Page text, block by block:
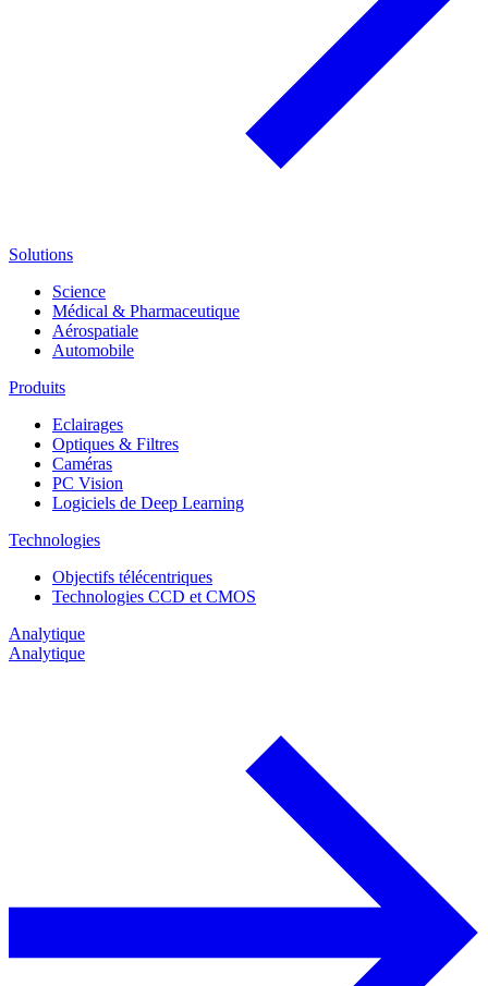
Solutions
Science
Médical & Pharmaceutique
Aérospatiale
Automobile
Produits
Eclairages
Optiques & Filtres
Caméras
PC Vision
Logiciels de Deep Learning
Technologies
Objectifs télécentriques
Technologies CCD et CMOS
Analytique
Analytique